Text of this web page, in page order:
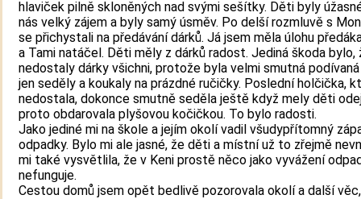
hlaviček pilně skloněných nad svými sešítky. Děti byly
nás velký zájem a byly samý úsměv. Po delší rozmluvě s
se přichystali na předávání dárků. Já jsem měla úlohu
a Tami natáčel. Děti měly z dárků radost. Jediná škoda bylo,
nedostaly dárky všichni, protože byla velmi smutná
jen seděly a koukaly na prázdné ručičky. Poslední holčička,
nedostala, dokonce smutně seděla ještě když mely děti
proto obdarovala plyšovou kočičkou. To bylo radosti.
Jako jediné mi na škole a jejím okolí vadil všudypřítomný
odpadky. Bylo mi ale jasné, že děti a místní už to zřejmě
mi také vysvětlila, že v Keni prostě něco jako vyvážení
nefunguje.
Cestou domů jsem opět bedlivě pozorovala okolí a další